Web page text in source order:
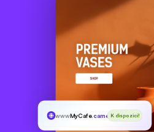
wwwMyCafe.cameraK dispozici!